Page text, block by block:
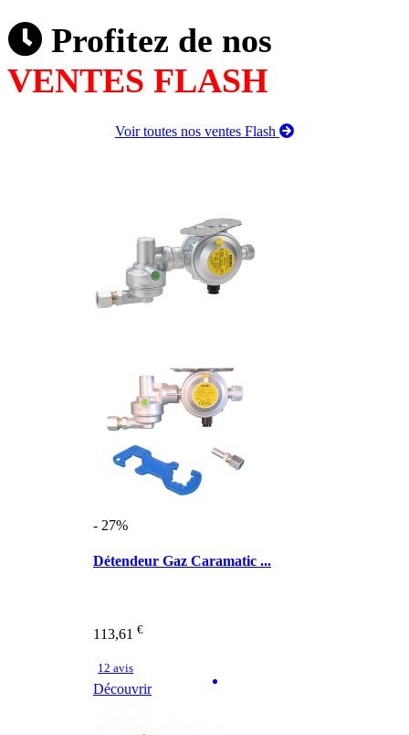
Profitez de nos
VENTES FLASH
Voir toutes nos ventes Flash
- 27%
Détendeur Gaz Caramatic ...
113,61 €
12 avis
Découvrir